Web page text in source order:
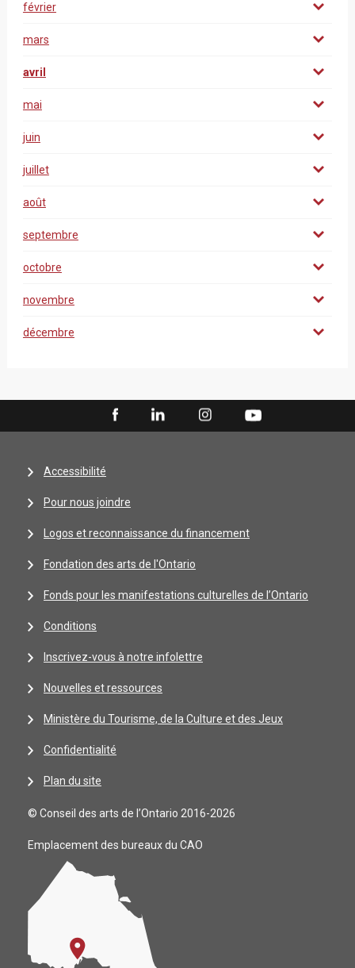
février
mars
avril
mai
juin
juillet
août
septembre
octobre
novembre
décembre
Accessibilité
Pour nous joindre
Logos et reconnaissance du financement
Fondation des arts de l'Ontario
Fonds pour les manifestations culturelles de l’Ontario
Conditions
Inscrivez-vous à notre infolettre
Nouvelles et ressources
Ministère du Tourisme, de la Culture et des Jeux
Confidentialité
Plan du site
© Conseil des arts de l’Ontario 2016-2026
Emplacement des bureaux du CAO